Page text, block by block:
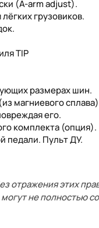
(A-arm adjust).
грузовиков.
TIP
размерах шин.
магниевого
его.
комплекта (опция).
педали. Пульт ДУ.
отражения этих
не полностью